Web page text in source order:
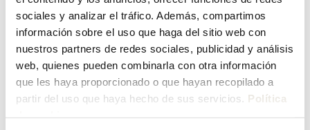
sociales y analizar el tráfico. Además, compartimos
información sobre el uso que haga del sitio web con
nuestros partners de redes sociales, publicidad y análisis
web, quienes pueden combinarla con otra información
que les haya proporcionado o que hayan recopilado a
partir del uso que haya hecho de sus servicios. Política
¿Has olvidado tu contraseña?